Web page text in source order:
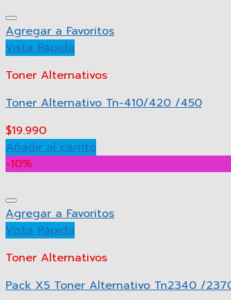
Agregar a Favoritos
Vista Rápida
Toner Alternativos
Toner Alternativo Tn-410/420 /450
$19.990
Añadir al carrito
-10%
Agregar a Favoritos
Vista Rápida
Toner Alternativos
Pack X5 Toner Alternativo Tn2340 /